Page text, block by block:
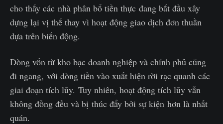
cho thấy các nhà phân bổ tiền thực đang bắt đầu xây
dựng lại vị thế thay vì hoạt động giao dịch đơn thuần
dựa trên biến động.
Dòng vốn từ kho bạc doanh nghiệp và chính phủ cũng
đi ngang, với dòng tiền vào xuất hiện rời rạc quanh các
giai đoạn tích lũy. Tuy nhiên, hoạt động tích lũy vẫn
không đồng đều và bị thúc đẩy bởi sự kiện hơn là nhất
quán.